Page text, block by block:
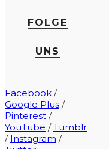
FOLGE
UNS
Facebook /
Google Plus /
Pinterest /
YouTube /Tumblr
/ Instagram /